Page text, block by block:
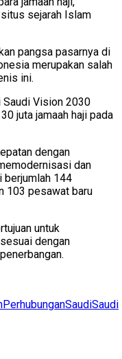
sejarah Islam
pangsa pasarnya di
merupakan salah
ini.
Saudi Vision 2030
juta jamaah haji pada
dengan
dan
berjumlah 144
103 pesawat baru
untuk
dengan
PerhubunganSaudiSaudi